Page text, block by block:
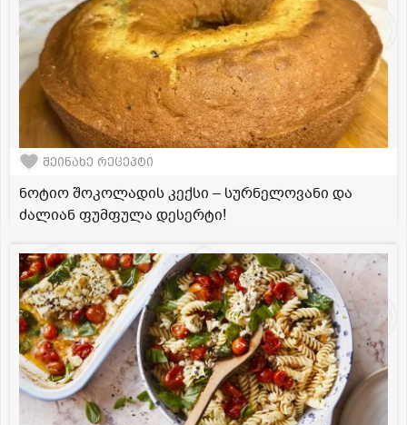
შეინახე რეცეპტი
ნოტიო შოკოლადის კექსი – სურნელოვანი და
ძალიან ფუმფულა დესერტი!